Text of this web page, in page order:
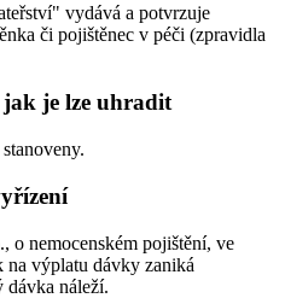
vydává a potvrzuje
či pojištěnec v péči (zpravidla
je lze uhradit
o nemocenském pojištění, ve
na výplatu dávky zaniká
dávka náleží.